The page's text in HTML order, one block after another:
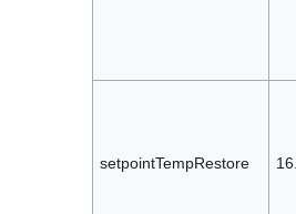
setpointTempRestore